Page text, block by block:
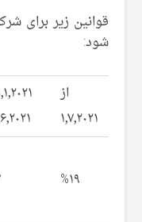
قوانین زیر برای
شود:
از
۱٫۷٫۲۰۲۱
%۱۹